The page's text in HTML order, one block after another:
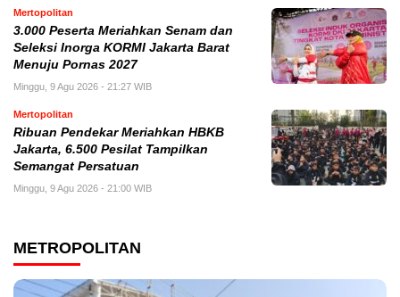
Mertopolitan
3.000 Peserta Meriahkan Senam dan
Seleksi Inorga KORMI Jakarta Barat
Menuju Pornas 2027
Minggu, 9 Agu 2026 - 21:27 WIB
Mertopolitan
Ribuan Pendekar Meriahkan HBKB
Jakarta, 6.500 Pesilat Tampilkan
Semangat Persatuan
Minggu, 9 Agu 2026 - 21:00 WIB
METROPOLITAN